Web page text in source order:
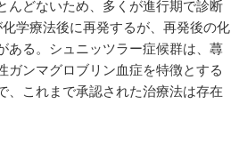
んどないため、多くが進行期で診断
学療法後に再発するが、再発後の化
ある。シュニッツラー症候群は、蕁
ガンマグロブリン血症を特徴とする
、これまで承認された治療法は存在